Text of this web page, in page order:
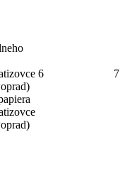
6 7